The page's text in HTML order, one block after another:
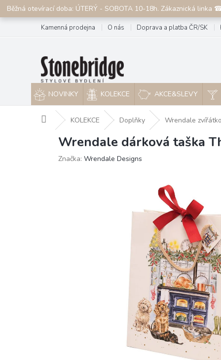
PřejítBěžná otevírací doba: ÚTERÝ - SOBOTA 10-18h. Zákaznická linka
Kamenná prodejna O nás Doprava a platba ČR/SK
NOVINKY KOLEKCE AKCE&SLEVY
Domů KOLEKCE Doplňky Wrendale
Wrendale dárková taška
Značka: Wrendale Designs